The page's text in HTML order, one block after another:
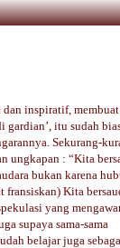
inspiratif, membuat
itu sudah
Sekurang-
ungkapan : “Kita
bukan karena
fransiskan) Kita
yang
supaya sama-sama
belajar juga